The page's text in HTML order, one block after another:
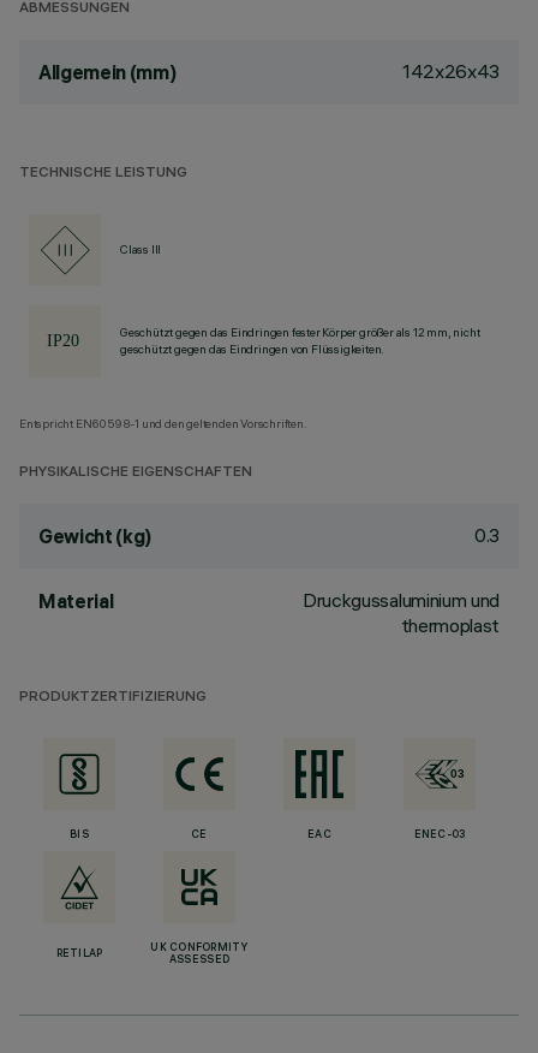
ABMESSUNGEN
Allgemein (mm) 142x26x43
TECHNISCHE LEISTUNG
Class III
Geschützt gegen das Eindringen fester Körper größer als 12 mm, nicht
geschützt gegen das Eindringen von Flüssigkeiten.
Entspricht EN60598-1 und den geltenden Vorschriften.
PHYSIKALISCHE EIGENSCHAFTEN
Gewicht (kg) 0.3
Material
Druckgussaluminium und
thermoplast
PRODUKTZERTIFIZIERUNG
BIS CE EAC ENEC-03
RETILAP
UK CONFORMITY
ASSESSED